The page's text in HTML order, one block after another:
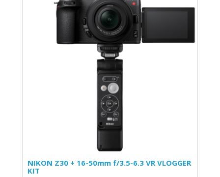
NIKON Z30 + 16-50mm f/3.5-6.3 VR VLOGGER
KIT